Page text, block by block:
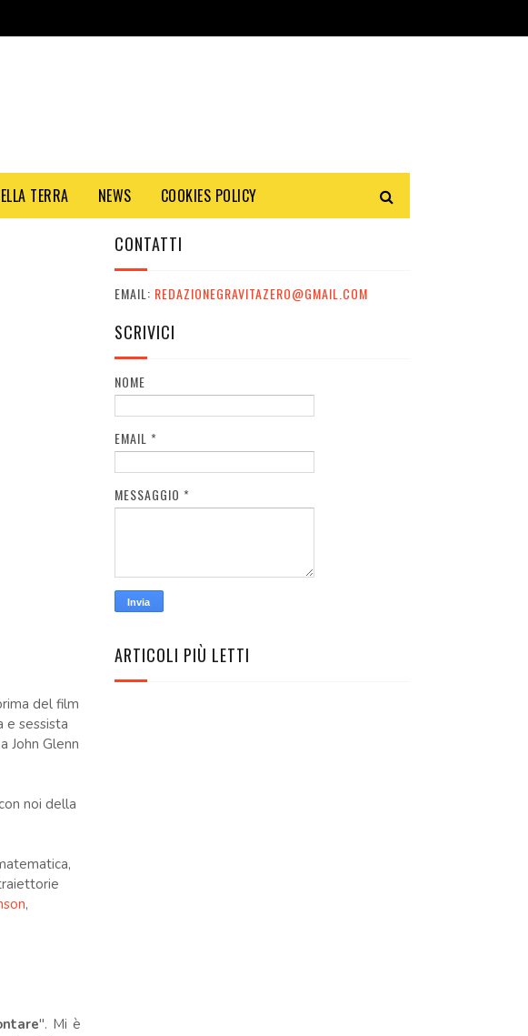
TERRA NEWS COOKIES POLICY
del film
e sessista
John Glenn
noi della
,
". Mi è
CONTATTI
EMAIL: REDAZIONEGRAVITAZERO@GMAIL.COM
SCRIVICI
NOME
EMAIL *
MESSAGGIO *
ARTICOLI PIÙ LETTI